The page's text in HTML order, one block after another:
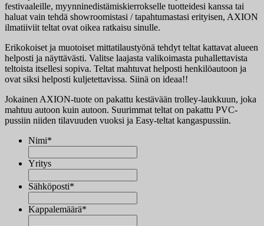
festivaaleille, myynninedistämiskierrokselle tuotteidesi kanssa tai
haluat vain tehdä showroomistasi / tapahtumastasi erityisen, AXION
ilmatiiviit teltat ovat oikea ratkaisu sinulle.
Erikokoiset ja muotoiset mittatilaustyönä tehdyt teltat kattavat alueen
helposti ja näyttävästi. Valitse laajasta valikoimasta puhallettavista
teltoista itsellesi sopiva. Teltat mahtuvat helposti henkilöautoon ja
ovat siksi helposti kuljetettavissa. Siinä on ideaa!!
Jokainen AXION-tuote on pakattu kestävään trolley-laukkuun, joka
mahtuu autoon kuin autoon. Suurimmat teltat on pakattu PVC-
pussiin niiden tilavuuden vuoksi ja Easy-teltat kangaspussiin.
Nimi*
Yritys
Sähköposti*
Kappalemäärä*